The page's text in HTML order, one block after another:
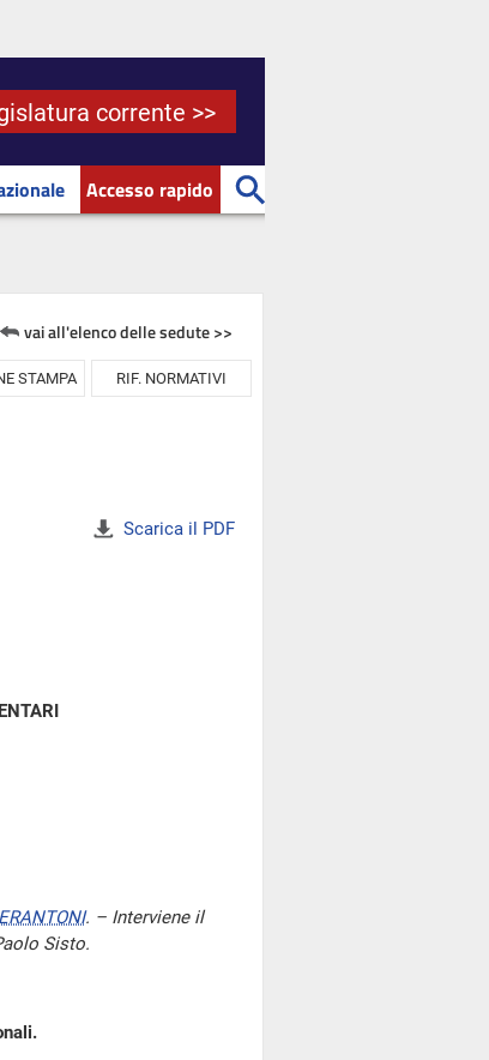
corrente >>
Accesso rapido
vai all'elenco delle sedute >>
STAMPA RIF. NORMATIVI
Scarica il PDF
. – Interviene il
Sisto.